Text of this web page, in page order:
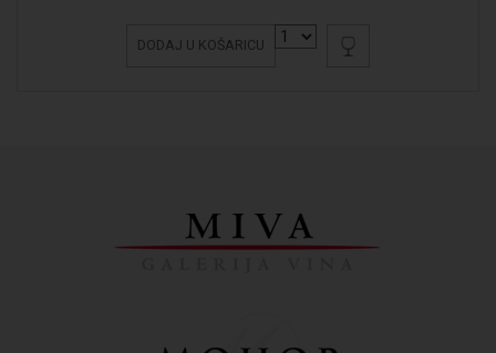
DODAJ U KOŠARICU